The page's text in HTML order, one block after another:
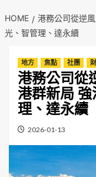
HOME
港務公司從逆
光、智管理、達永續
地方 焦點 社團
港務公司從
港群新局
理、達永續
2026-01-13